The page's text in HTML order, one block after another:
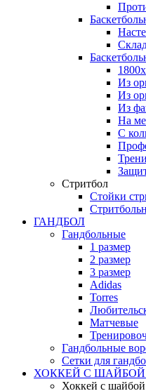
Из
Из
Из
На
С
Стритбол
Стойки
ГАНДБОЛ
Гандбольные
1 размер
2 размер
3 размер
Adidas
Torres
Матчевые
Гандбольные
Сетки для
ХОККЕЙ С
Хоккей с шайбой